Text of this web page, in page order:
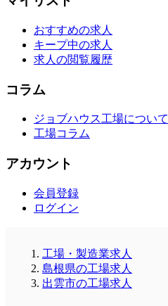
おすすめの求人
キープ中の求人
求人の閲覧履歴
コラム
ジョブハウス工場について
工場コラム
アカウント
会員登録
ログイン
工場・製造業求人
島根県の工場求人
出雲市の工場求人